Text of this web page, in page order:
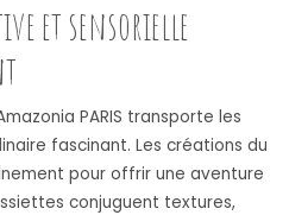
et sensorielle
PARIS transporte les
fascinant. Les créations du
pour offrir une aventure
conjuguent textures,